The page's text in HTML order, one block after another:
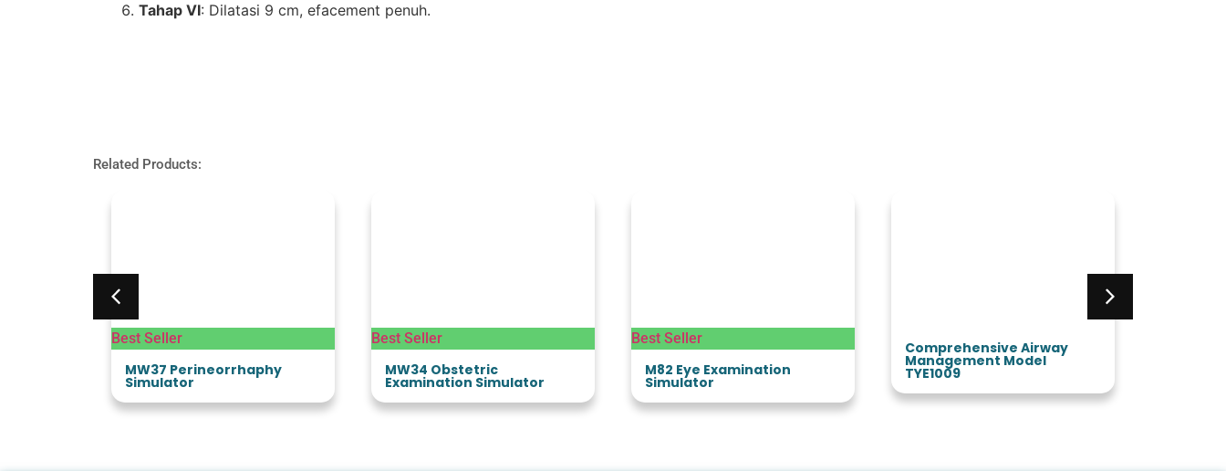
Tahap VI: Dilatasi 9 cm, efacement penuh.
Related Products:
Best Seller
MW37 Perineorrhaphy
Simulator
Best Seller
MW34 Obstetric
Examination Simulator
Best Seller
M82 Eye Examination
Simulator
Comprehensive Airway
Management Model
TYE1009